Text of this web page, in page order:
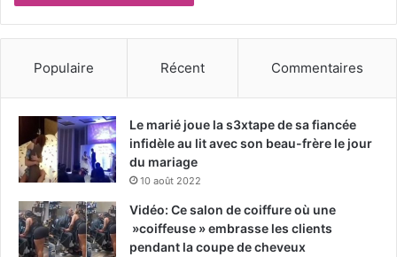
Populaire Récent Commentaires
Le marié joue la s3xtape de sa fiancée
infidèle au lit avec son beau-frère le jour
du mariage
10 août 2022
Vidéo: Ce salon de coiffure où une
»coiffeuse » embrasse les clients
pendant la coupe de cheveux